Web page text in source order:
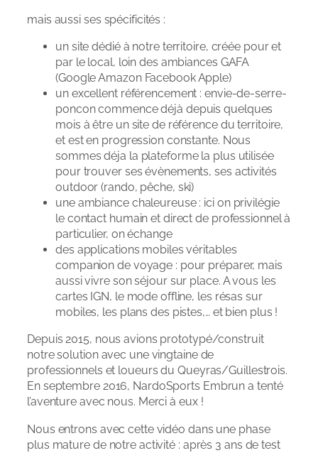
mais aussi ses spécificités :
un site dédié à notre territoire, créée pour et
par le local, loin des ambiances GAFA
(Google Amazon Facebook Apple)
un excellent référencement : envie-de-serre-
poncon commence déjà depuis quelques
mois à être un site de référence du territoire,
et est en progression constante. Nous
sommes déja la plateforme la plus utilisée
pour trouver ses évènements, ses activités
outdoor (rando, pêche, ski)
une ambiance chaleureuse : ici on privilégie
le contact humain et direct de professionnel à
particulier, on échange
des applications mobiles véritables
companion de voyage : pour préparer, mais
aussi vivre son séjour sur place. A vous les
cartes IGN, le mode offline, les résas sur
mobiles, les plans des pistes,… et bien plus !
Depuis 2015, nous avions prototypé/construit
notre solution avec une vingtaine de
professionnels et loueurs du Queyras/Guillestrois.
En septembre 2016, NardoSports Embrun a tenté
l’aventure avec nous. Merci à eux !
Nous entrons avec cette vidéo dans une phase
plus mature de notre activité : après 3 ans de test